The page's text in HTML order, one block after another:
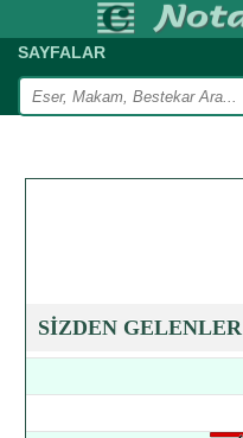
SAYFALAR
SİZDEN GELENLER